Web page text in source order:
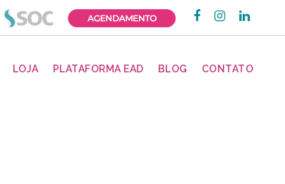
LOJA PLATAFORMA EAD BLOG CONTATO